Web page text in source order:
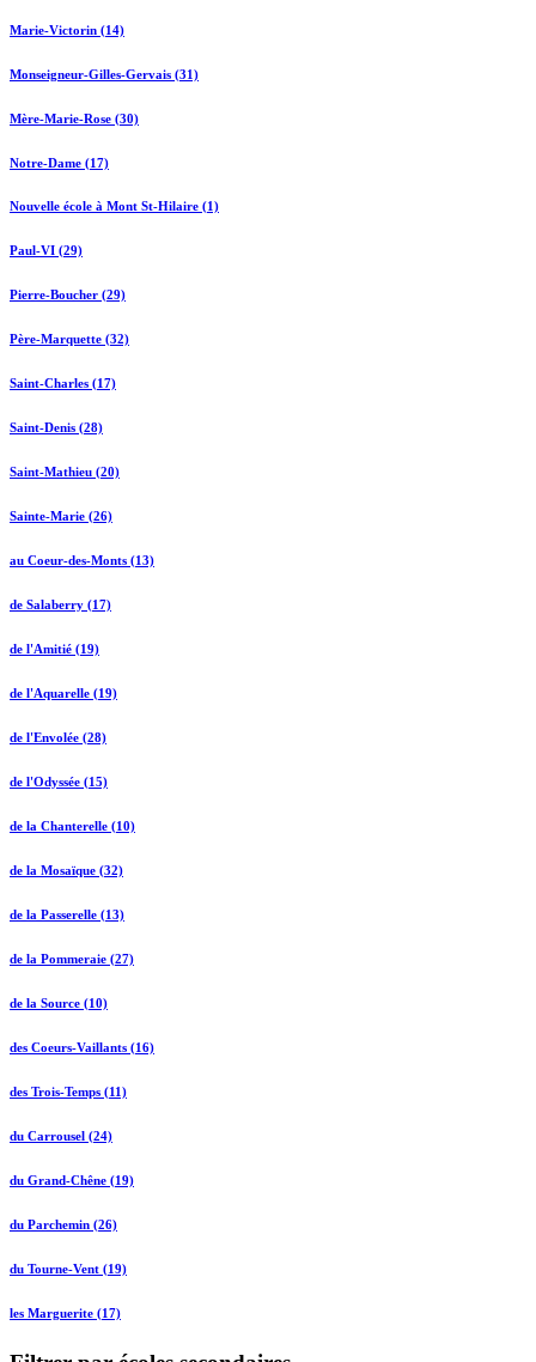
Marie-Victorin (14)
Monseigneur-Gilles-Gervais (31)
Mère-Marie-Rose (30)
Notre-Dame (17)
Nouvelle école à Mont St-Hilaire (1)
Paul-VI (29)
Pierre-Boucher (29)
Père-Marquette (32)
Saint-Charles (17)
Saint-Denis (28)
Saint-Mathieu (20)
Sainte-Marie (26)
au Coeur-des-Monts (13)
de Salaberry (17)
de l'Amitié (19)
de l'Aquarelle (19)
de l'Envolée (28)
de l'Odyssée (15)
de la Chanterelle (10)
de la Mosaïque (32)
de la Passerelle (13)
de la Pommeraie (27)
de la Source (10)
des Coeurs-Vaillants (16)
des Trois-Temps (11)
du Carrousel (24)
du Grand-Chêne (19)
du Parchemin (26)
du Tourne-Vent (19)
les Marguerite (17)